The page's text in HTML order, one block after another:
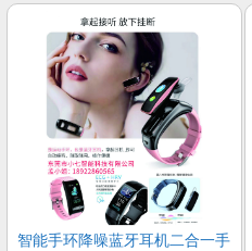
智能手环降噪蓝牙耳机二合一手